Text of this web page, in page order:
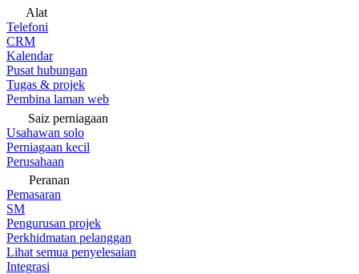
Alat
Telefoni
CRM
Kalendar
Pusat hubungan
Tugas & projek
Pembina laman web
Saiz perniagaan
Usahawan solo
Perniagaan kecil
Perusahaan
Peranan
Pemasaran
SM
Pengurusan projek
Perkhidmatan pelanggan
Lihat semua penyelesaian
Integrasi